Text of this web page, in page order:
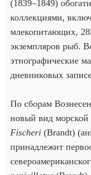
(1839–1849)
коллекциями,
млекопитающих,
экземпляров рыб.
этнографические
дневниковых
По сборам
новый вид морской
Fischeri (Brandt)
принадлежит